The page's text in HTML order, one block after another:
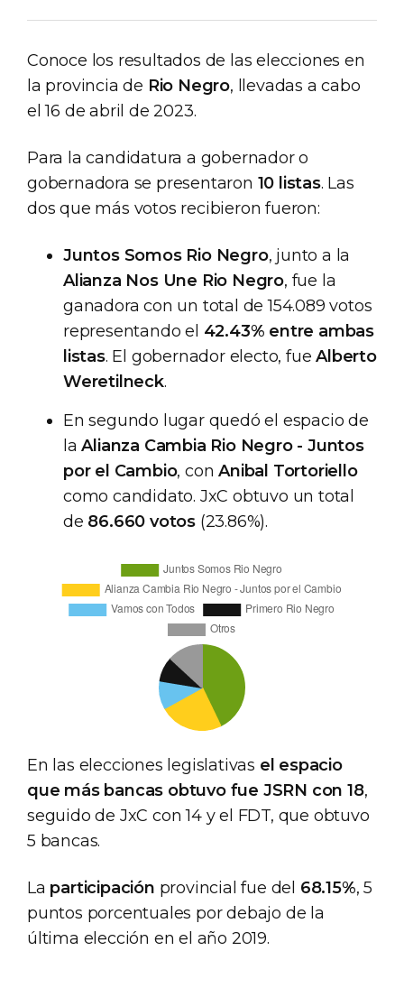
Conoce los resultados de las elecciones en
la provincia de Rio Negro, llevadas a cabo
el 16 de abril de 2023.
Para la candidatura a gobernador o
gobernadora se presentaron 10 listas. Las
dos que más votos recibieron fueron:
Juntos Somos Rio Negro, junto a la
Alianza Nos Une Rio Negro, fue la
ganadora con un total de 154.089 votos
representando el 42.43% entre ambas
listas. El gobernador electo, fueAlberto
Weretilneck.
En segundo lugar quedó el espacio de
laAlianza Cambia Rio Negro - Juntos
por el Cambio, conAnibal Tortoriello
como candidato. JxC obtuvo un total
de 86.660 votos (23.86%).
En las elecciones legislativas el espacio
que más bancas obtuvo fue JSRN con 18,
seguido de JxC con 14 y el FDT, que obtuvo
5 bancas.
La participación provincial fue del 68.15%, 5
puntos porcentuales por debajo de la
última elección en el año 2019.